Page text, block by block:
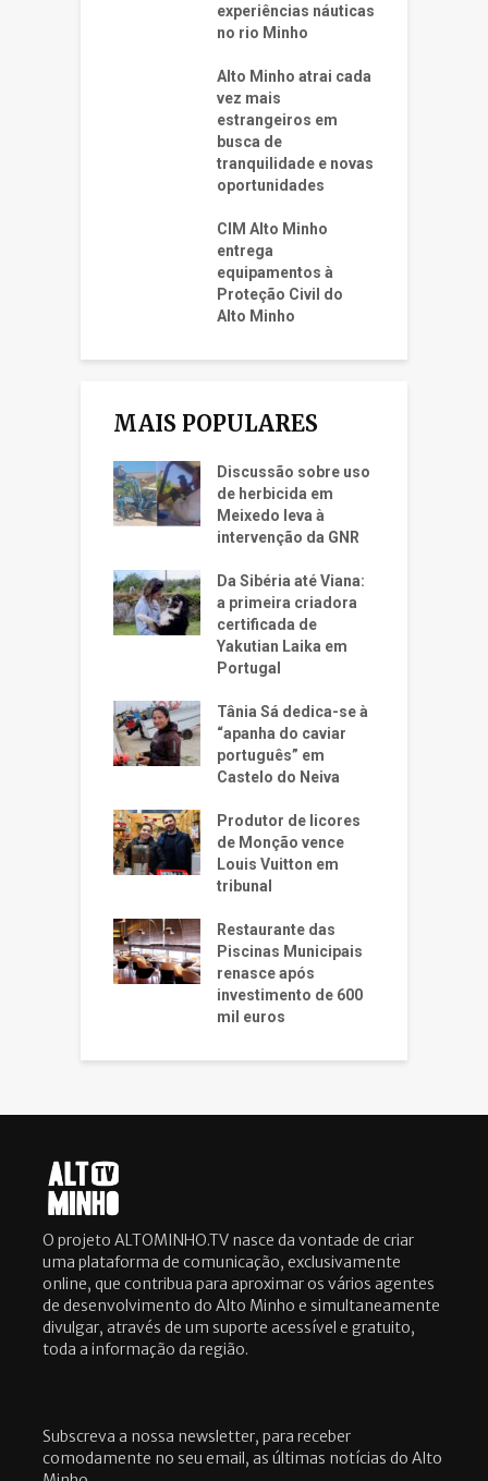
experiências náuticas
no rio Minho
Alto Minho atrai cada
vez mais
estrangeiros em
busca de
tranquilidade e novas
oportunidades
CIM Alto Minho
entrega
equipamentos à
Proteção Civil do
Alto Minho
MAIS POPULARES
Discussão sobre uso
de herbicida em
Meixedo leva à
intervenção da GNR
Da Sibéria até Viana:
a primeira criadora
certificada de
Yakutian Laika em
Portugal
Tânia Sá dedica-se à
“apanha do caviar
português” em
Castelo do Neiva
Produtor de licores
de Monção vence
Louis Vuitton em
tribunal
Restaurante das
Piscinas Municipais
renasce após
investimento de 600
mil euros
O projeto ALTOMINHO.TV nasce da vontade de criar
uma plataforma de comunicação, exclusivamente
online, que contribua para aproximar os vários agentes
de desenvolvimento do Alto Minho e simultaneamente
divulgar, através de um suporte acessível e gratuito,
toda a informação da região.
Subscreva a nossa newsletter, para receber
comodamente no seu email, as últimas notícias do Alto